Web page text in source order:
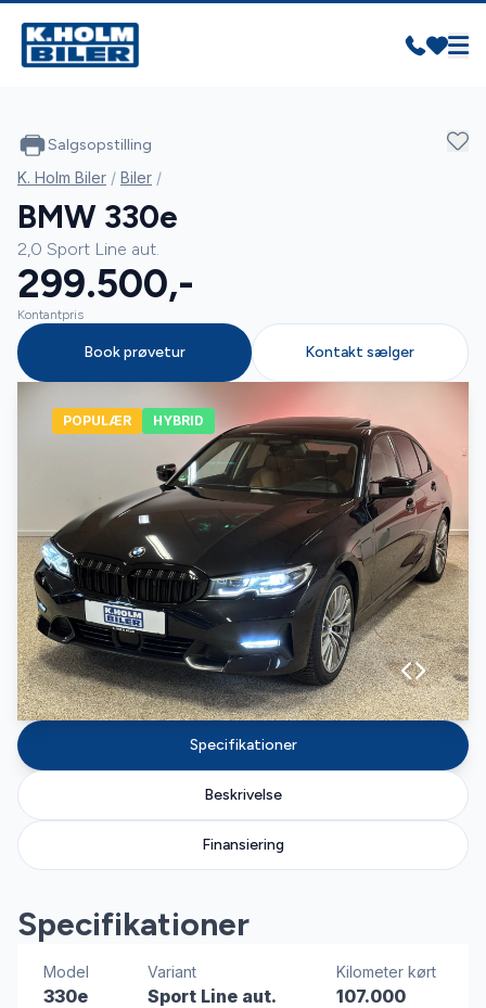
POPULÆR HYBRID
Specifikationer
Beskrivelse
Finansiering
Specifikationer
Model
330e
Variant
Sport Line aut.
Kilometer kørt
107.000
Salgsopstilling
K. Holm Biler / Biler /
BMW 330e
2,0 Sport Line aut.
299.500,-
Kontantpris
Book prøvetur Kontakt sælger